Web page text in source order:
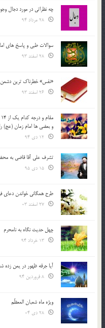
چه نظراتی در مورد دجال
سوالات طبی و پاسخ های
«نفس» خطرناک ترین دشمن
و بعضي ها امام زمان (عج) را
تشرف علي آقا قاضي به
طرح همگانی خواندن دعای
چهل حدیث نگاه به نامحرم
آیا جرقه ظهور در یمن زده
ویژه ماه شعبان المعظّم